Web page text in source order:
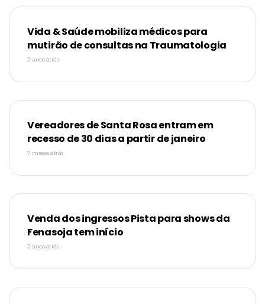
Vida & Saúde mobiliza médicos para
mutirão de consultas na Traumatologia
2 anos atrás
Vereadores de Santa Rosa entram em
recesso de 30 dias a partir de janeiro
7 meses atrás
Venda dos ingressos Pista para shows da
Fenasoja tem início
2 anos atrás